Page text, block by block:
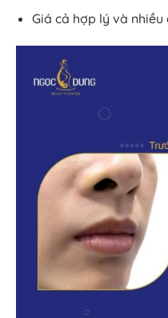
Giá cả hợp lý và